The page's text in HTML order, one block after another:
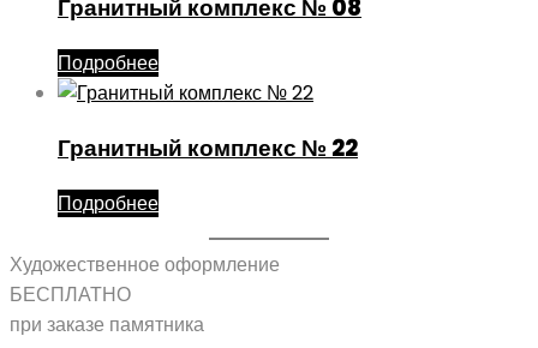
Гранитный комплекс № 08
Подробнее
Гранитный комплекс № 22
Подробнее
Художественное оформление
БЕСПЛАТНО
при заказе памятника